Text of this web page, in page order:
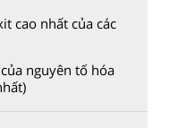
cao nhất của các
nguyên tố hóa